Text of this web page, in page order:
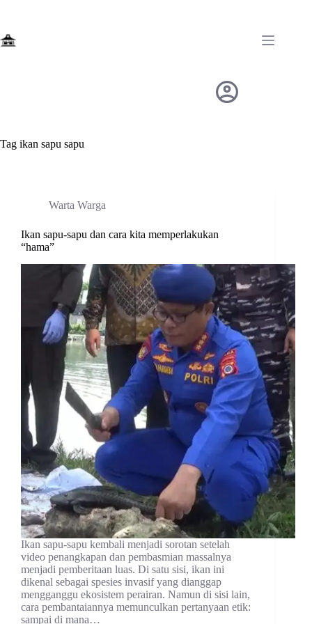
Tag ikan sapu sapu
Warta Warga
Ikan sapu-sapu dan cara kita memperlakukan
“hama”
Ikan sapu-sapu kembali menjadi sorotan setelah
video penangkapan dan pembasmian massalnya
menjadi pemberitaan luas. Di satu sisi, ikan ini
dikenal sebagai spesies invasif yang dianggap
mengganggu ekosistem perairan. Namun di sisi lain,
cara pembantaiannya memunculkan pertanyaan etik:
sampai di mana…